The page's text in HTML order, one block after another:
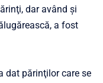
dar având şi
a fost
dat părinţilor care se